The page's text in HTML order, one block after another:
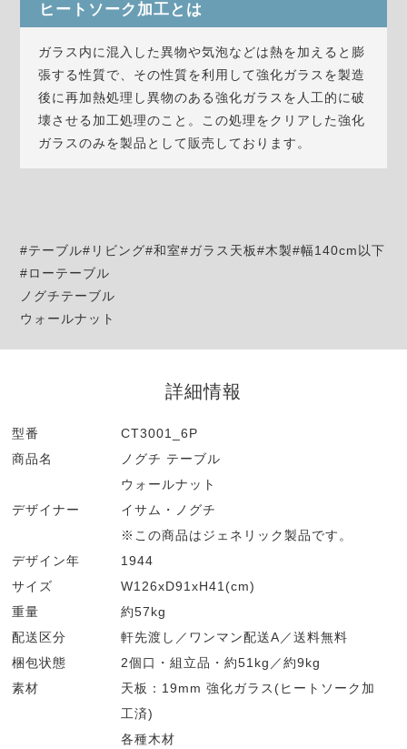
ヒートソーク加工とは
ガラス内に混入した異物や気泡などは熱を加えると膨
張する性質で、その性質を利用して強化ガラスを製造
後に再加熱処理し異物のある強化ガラスを人工的に破
壊させる加工処理のこと。この処理をクリアした強化
ガラスのみを製品として販売しております。
#テーブル#リビング#和室#ガラス天板#木製#幅140cm以下
#ローテーブル
ノグチテーブル
ウォールナット
詳細情報
型番
CT3001_6P
商品名
ノグチ テーブル
ウォールナット
デザイナー
イサム・ノグチ
※この商品はジェネリック製品です。
デザイン年
1944
サイズ
W126xD91xH41(cm)
重量
約57kg
配送区分
軒先渡し／ワンマン配送A／送料無料
梱包状態
2個口・組立品・約51kg／約9kg
素材
天板：19mm 強化ガラス(ヒートソーク加
工済)
各種木材